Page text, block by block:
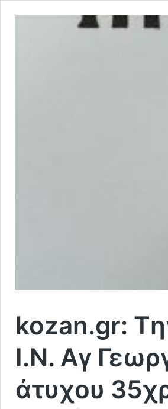
kozan.gr:
Ι.Ν. Αγ
άτυχου